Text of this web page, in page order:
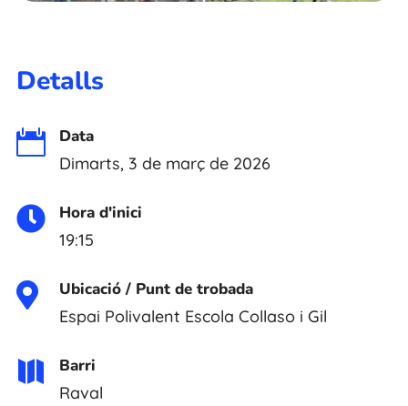
Detalls

Data
Dimarts, 3 de març de 2026

Hora d'inici
19:15

Ubicació / Punt de trobada
Espai Polivalent Escola Collaso i Gil

Barri
Raval